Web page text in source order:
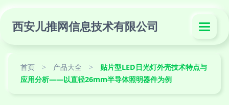
西安儿推网信息技术有限公司
首页 > 产品大全 >
贴片型LED日光灯外壳技术特点与
应用分析——以直径26mm半导体照明器件为例